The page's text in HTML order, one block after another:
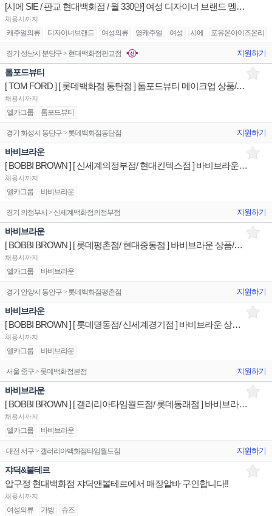
[시에 SIE / 판교 현대백화점 / 월 330만] 여성 디자이너 브랜드 멤버 구인
채용시까지
캐주얼의류 디자이너브랜드 여성의류 영캐주얼 여성 시에 포유온아이즈온리
경기 성남시 분당구 > 현대백화점판교점 지원하기
톰포드뷰티
[ TOM FORD ] [ 롯데백화점 동탄점 ] 톰포드뷰티 메이크업 상품/진열/지원 매장판매사원
채용시까지
엘카그룹 톰포드뷰티
경기 화성시 동탄구 > 롯데백화점동탄점 지원하기
바비브라운
[ BOBBI BROWN ] [ 신세계의정부점/ 현대킨텍스점 ] 바비브라운 상품/진열/지원 매장판매사원
채용시까지
엘카그룹 바비브라운
경기 의정부시 > 신세계백화점의정부점 지원하기
바비브라운
[ BOBBI BROWN ] [ 롯데평촌점/ 현대중동점 ] 바비브라운 상품/진열/지원 매장판매사원
채용시까지
엘카그룹 바비브라운
경기 안양시 동안구 > 롯데백화점평촌점 지원하기
바비브라운
[ BOBBI BROWN ] [ 롯데명동점/ 신세계경기점 ] 바비브라운 상품/진열/지원 매장판매사원
채용시까지
엘카그룹 바비브라운
서울 중구 > 롯데백화점본점 지원하기
바비브라운
[ BOBBI BROWN ] [ 갤러리아타임월드점/ 롯데동래점 ] 바비브라운 상품/진열/지원 매장판매사원
채용시까지
엘카그룹 바비브라운
대전 서구 > 갤러리아백화점타임월드점 지원하기
쟈딕&볼테르
압구정 현대백화점 쟈딕앤볼테르에서 매장알바 구인합니다!!
채용시까지
여성의류 가방 슈즈